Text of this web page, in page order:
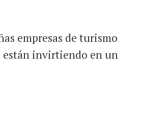
empresas de turismo
están invirtiendo en un